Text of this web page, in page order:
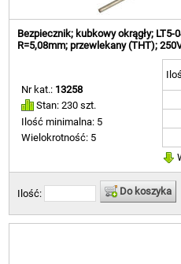
Bezpiecznik; kubkowy okrągły; LT5-
R=5,08mm; przewlekany (THT);
Nr kat.: 13258
Stan: 230 szt.
Ilość minimalna: 5
Wielokrotność: 5
Ilość: Do koszyka